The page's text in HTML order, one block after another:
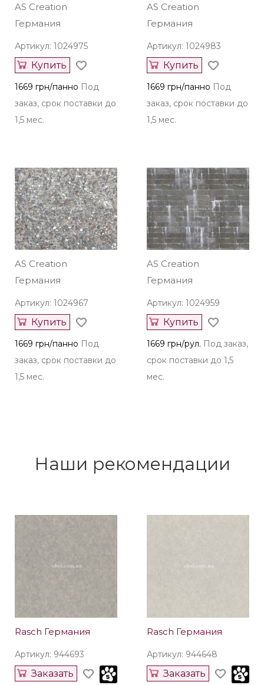
AS Creation
Германия
Артикул: 1024975
Купить
1669 грн/панно Под
заказ, срок поставки до
1,5 мес.
AS Creation
Германия
Артикул: 1024983
Купить
1669 грн/панно Под
заказ, срок поставки до
1,5 мес.
AS Creation
Германия
Артикул: 1024967
Купить
1669 грн/панно Под
заказ, срок поставки до
1,5 мес.
AS Creation
Германия
Артикул: 1024959
Купить
1669 грн/рул. Под заказ,
срок поставки до 1,5
мес.
Наши рекомендации
Rasch Германия
Артикул: 944693
Заказать
Rasch Германия
Артикул: 944648
Заказать